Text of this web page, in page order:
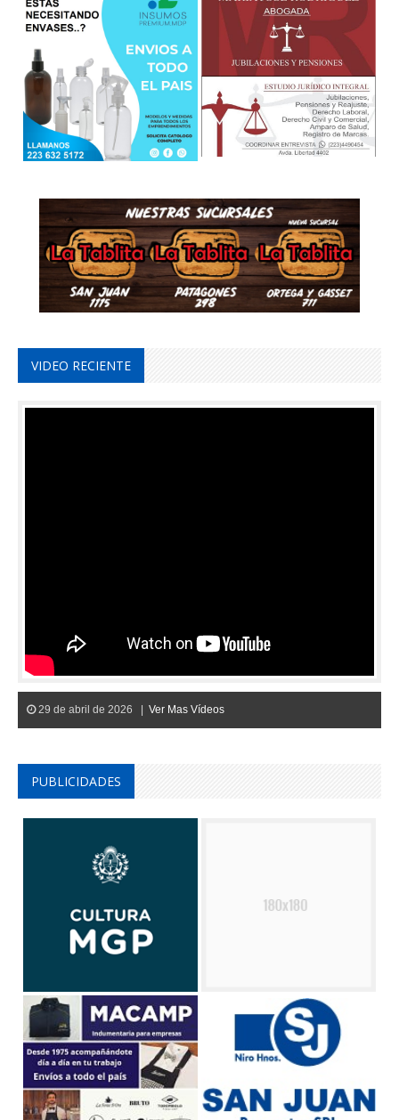
VIDEO RECIENTE
29 de abril de 2026 | Ver Mas Vídeos
PUBLICIDADES